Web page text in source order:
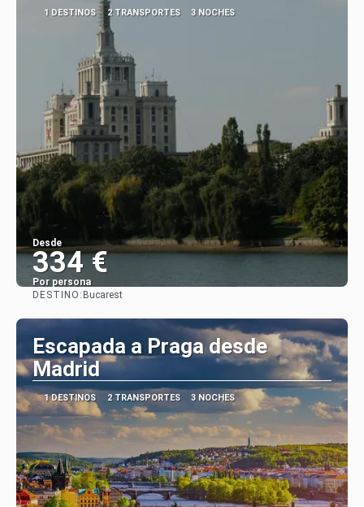
1 DESTINOS 2 TRANSPORTES 3 NOCHES
Desde
334 €
Por persona
DESTINO: Bucarest
Escapada a Praga desde
Madrid
1 DESTINOS 2 TRANSPORTES 3 NOCHES